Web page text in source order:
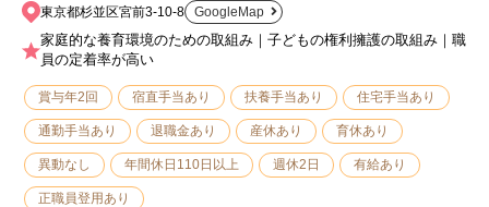
東京都杉並区宮前3-10-8
GoogleMap
家庭的な養育環境のための取組み｜子どもの権利擁護の取組み｜職
員の定着率が高い
賞与年2回 宿直手当あり 扶養手当あり 住宅手当あり
通勤手当あり 退職金あり 産休あり 育休あり
異動なし 年間休日110日以上 週休2日 有給あり
正職員登用あり